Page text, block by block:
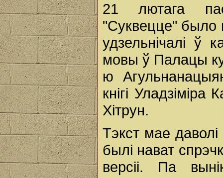
21 лютага
"Суквецце" было
удзельнічалі ў
мовы ў Палацы
ю
кнігі
Хітрун.
Тэкст мае
былі нават
версіі. Па